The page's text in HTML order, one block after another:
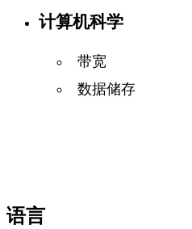
计算机科学
带宽
数据储存
语言